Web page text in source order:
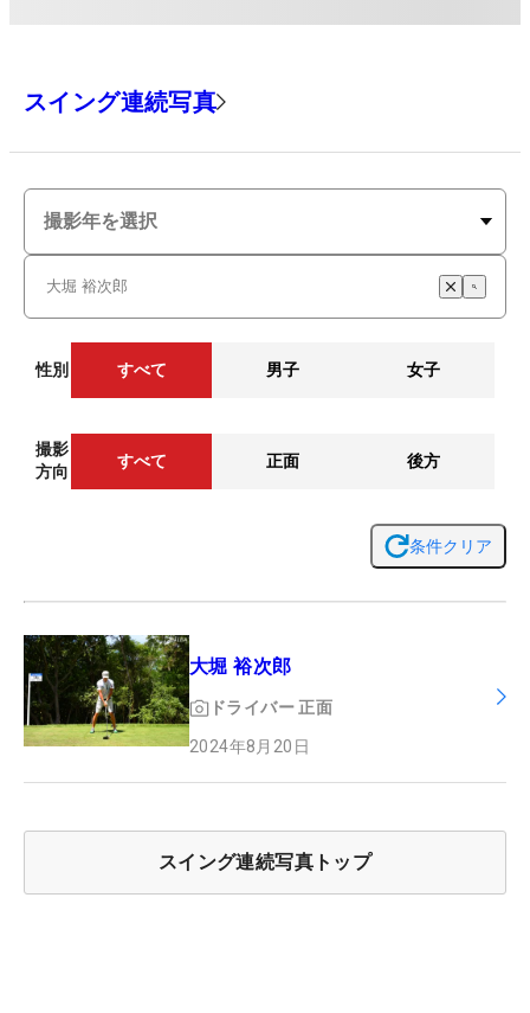
スイング連続写真
性別 すべて 男子 女子
撮影
方向
すべて 正面 後方
条件クリア
大堀 裕次郎
ドライバー 正面
2024年8月20日
スイング連続写真トップ